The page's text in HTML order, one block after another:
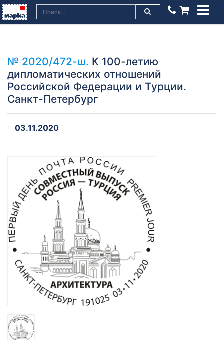
№ 2020/472-ш. К 100-летию
дипломатических отношений
Российской Федерации и Турции.
Санкт-Петербург
03.11.2020